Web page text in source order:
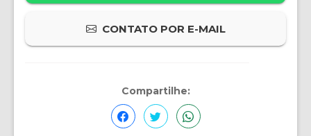
CONTATO POR E-MAIL
Compartilhe: